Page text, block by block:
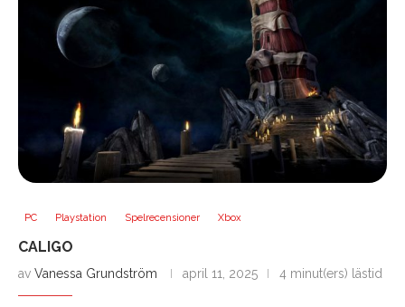
PC Playstation Spelrecensioner Xbox
CALIGO
av Vanessa Grundström april 11, 2025 4 minut(ers) lästid